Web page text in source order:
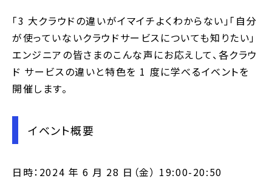
「3 大クラウドの違いがイマイチよくわからない」「自分
が使っていないクラウドサービスについても知りたい」
エンジニアの皆さまのこんな声にお応えして、各クラウ
ド サービスの違いと特色を 1 度に学べるイベントを
開催します。
イベント概要
日時：2024 年 6 月 28 日（金） 19:00-20:50